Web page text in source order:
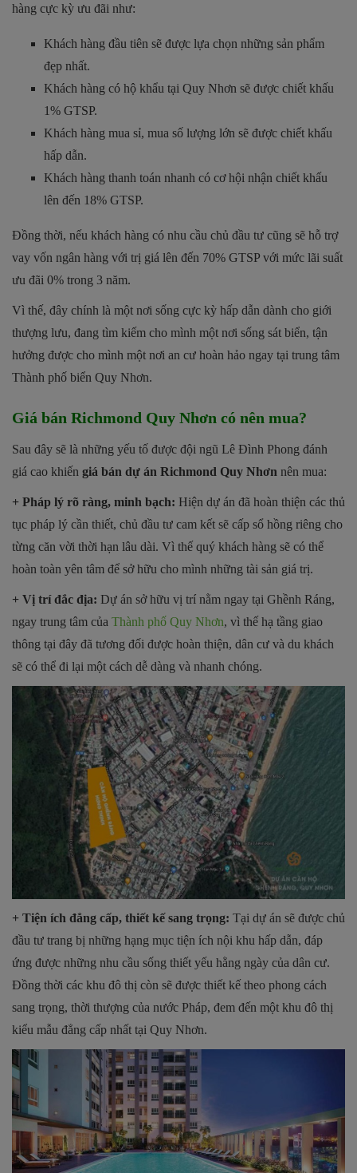
hàng cực kỳ ưu đãi như:
Khách hàng đầu tiên sẽ được lựa chọn những sản phẩm
đẹp nhất.
Khách hàng có hộ khẩu tại Quy Nhơn sẽ được chiết khấu
1% GTSP.
Khách hàng mua sỉ, mua số lượng lớn sẽ được chiết khấu
hấp dẫn.
Khách hàng thanh toán nhanh có cơ hội nhận chiết khấu
lên đến 18% GTSP.
Đồng thời, nếu khách hàng có nhu cầu chủ đầu tư cũng sẽ hỗ trợ
vay vốn ngân hàng với trị giá lên đến 70% GTSP với mức lãi suất
ưu đãi 0% trong 3 năm.
Vì thế, đây chính là một nơi sống cực kỳ hấp dẫn dành cho giới
thượng lưu, đang tìm kiếm cho mình một nơi sống sát biển, tận
hưởng được cho mình một nơi an cư hoàn hảo ngay tại trung tâm
Thành phố biển Quy Nhơn.
Giá bán Richmond Quy Nhơn có nên mua?
Sau đây sẽ là những yếu tố được đội ngũ Lê Đình Phong đánh
giá cao khiến giá bán dự án Richmond Quy Nhơn nên mua:
+ Pháp lý rõ ràng, minh bạch: Hiện dự án đã hoàn thiện các thủ
tục pháp lý cần thiết, chủ đầu tư cam kết sẽ cấp sổ hồng riêng cho
từng căn vời thời hạn lâu dài. Vì thế quý khách hàng sẽ có thể
hoàn toàn yên tâm để sở hữu cho mình những tài sản giá trị.
+ Vị trí đắc địa: Dự án sở hữu vị trí nằm ngay tại Ghềnh Ráng,
ngay trung tâm của Thành phố Quy Nhơn, vì thế hạ tầng giao
thông tại đây đã tương đối được hoàn thiện, dân cư và du khách
sẽ có thể đi lại một cách dễ dàng và nhanh chóng.
+ Tiện ích đẳng cấp, thiết kế sang trọng: Tại dự án sẽ được chủ
đầu tư trang bị những hạng mục tiện ích nội khu hấp dẫn, đáp
ứng được những nhu cầu sống thiết yếu hằng ngày của dân cư.
Đồng thời các khu đô thị còn sẽ được thiết kế theo phong cách
sang trọng, thời thượng của nước Pháp, đem đến một khu đô thị
kiểu mẫu đẳng cấp nhất tại Quy Nhơn.